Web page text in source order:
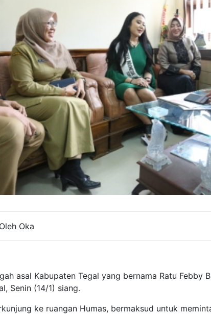
Oka
asal Kabupaten Tegal yang bernama Ratu Febby
Senin (14/1) siang.
ke ruangan Humas, bermaksud untuk